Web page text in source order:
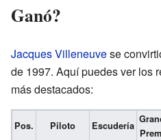
Ganó?
Jacques Villeneuvese
de 1997. Aquí puedes ver los
más destacados:
Pos. Piloto Escudería